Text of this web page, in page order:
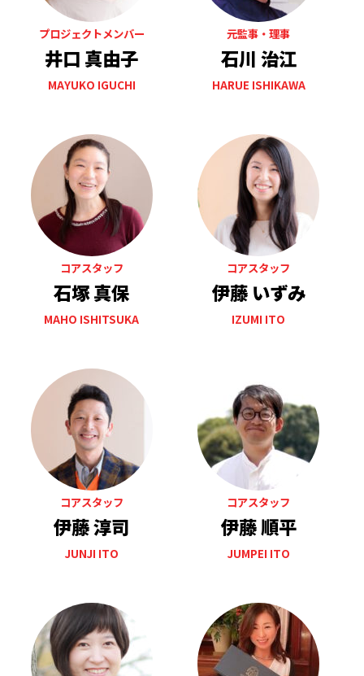
プロジェクトメンバー
井口 真由子
MAYUKO IGUCHI
元監事・理事
石川 治江
HARUE ISHIKAWA
コアスタッフ
石塚 真保
MAHO ISHITSUKA
コアスタッフ
伊藤 いずみ
IZUMI ITO
コアスタッフ
伊藤 淳司
JUNJI ITO
コアスタッフ
伊藤 順平
JUMPEI ITO